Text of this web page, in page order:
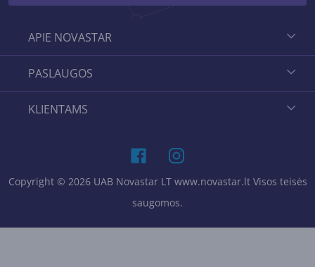
APIE NOVASTAR
PASLAUGOS
KLIENTAMS
Copyright © 2026 UAB Novastar LT www.novastar.lt Visos teisės
saugomos.